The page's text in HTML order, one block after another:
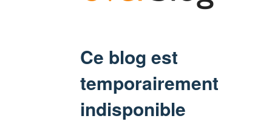
Ce blog est
temporairement
indisponible